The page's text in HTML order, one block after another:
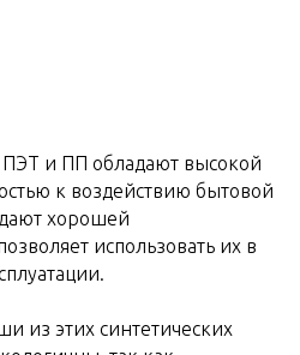
и ПП обладают высокой
к воздействию бытовой
хорошей
использовать их в
из этих синтетических